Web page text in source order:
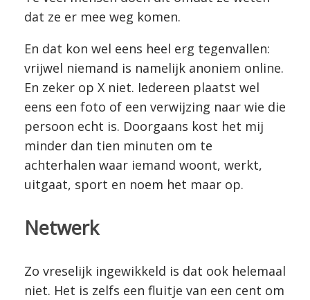
dat ze er mee weg komen.
En dat kon wel eens heel erg tegenvallen:
vrijwel niemand is namelijk anoniem online.
En zeker op X niet. Iedereen plaatst wel
eens een foto of een verwijzing naar wie die
persoon echt is. Doorgaans kost het mij
minder dan tien minuten om te
achterhalen waar iemand woont, werkt,
uitgaat, sport en noem het maar op.
Netwerk
Zo vreselijk ingewikkeld is dat ook helemaal
niet. Het is zelfs een fluitje van een cent om